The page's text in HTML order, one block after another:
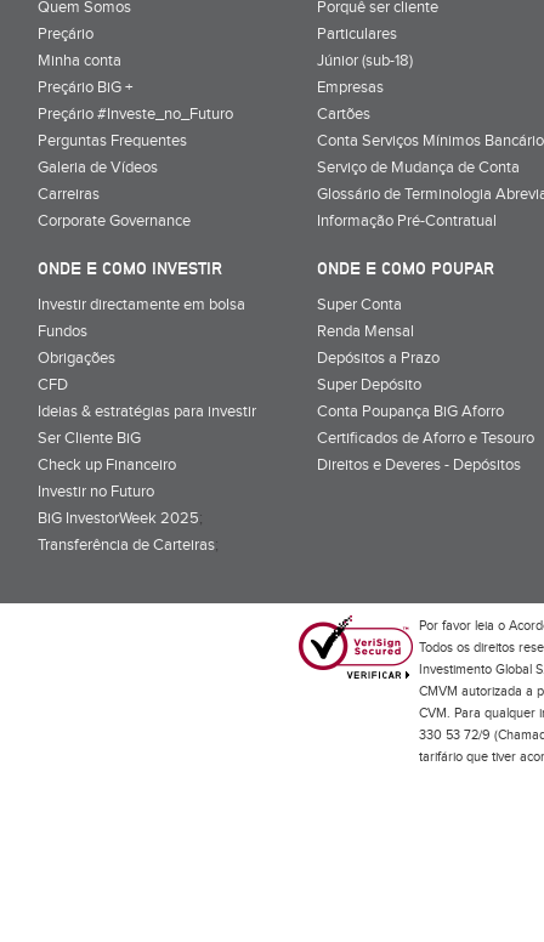
Quem Somos
Preçário
Minha conta
Preçário BiG +
Preçário #Investe_no_Futuro
Perguntas Frequentes
Galeria de Vídeos
Carreiras
Corporate Governance
Porquê ser cliente
Particulares
Júnior (sub-18)
Empresas
Cartões
Conta Serviços Mínimos
Serviço de Mudança de Conta
Glossário de Terminologia
Informação Pré-Contratual
ONDE E COMO INVESTIR
Investir directamente em bolsa
Fundos
Obrigações
CFD
Ideias & estratégias para investir
Ser Cliente BiG
Check up Financeiro
Investir no Futuro
BiG InvestorWeek 2025;
Transferência de Carteiras;
ONDE E COMO POUPAR
Super Conta
Renda Mensal
Depósitos a Prazo
Super Depósito
Conta Poupança BiG Aforro
Certificados de Aforro e Tesouro
Direitos e Deveres - Depósitos
Por favor leia o
Todos os direitos
Investimento Global
CMVM autorizada a
CVM. Para qualquer
330 53 72/9
tarifário que tiver